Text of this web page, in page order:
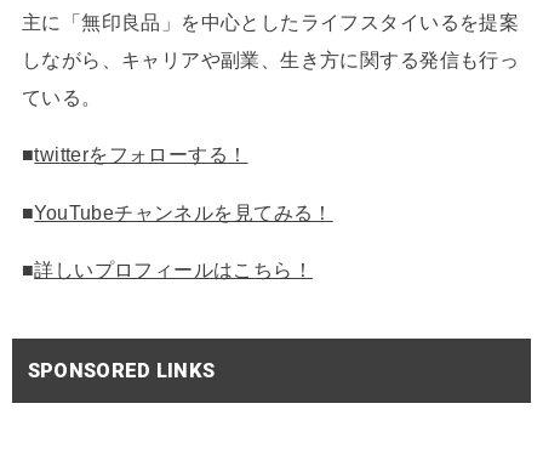
主に「無印良品」を中心としたライフスタイいるを提案
しながら、キャリアや副業、生き方に関する発信も行っ
ている。
■twitterをフォローする！
■YouTubeチャンネルを見てみる！
■詳しいプロフィールはこちら！
SPONSORED LINKS